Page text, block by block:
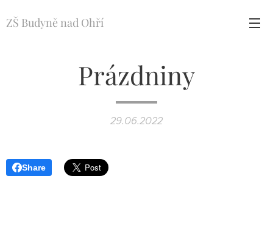
ZŠ Budyně nad Ohří
Prázdniny
29.06.2022
Share